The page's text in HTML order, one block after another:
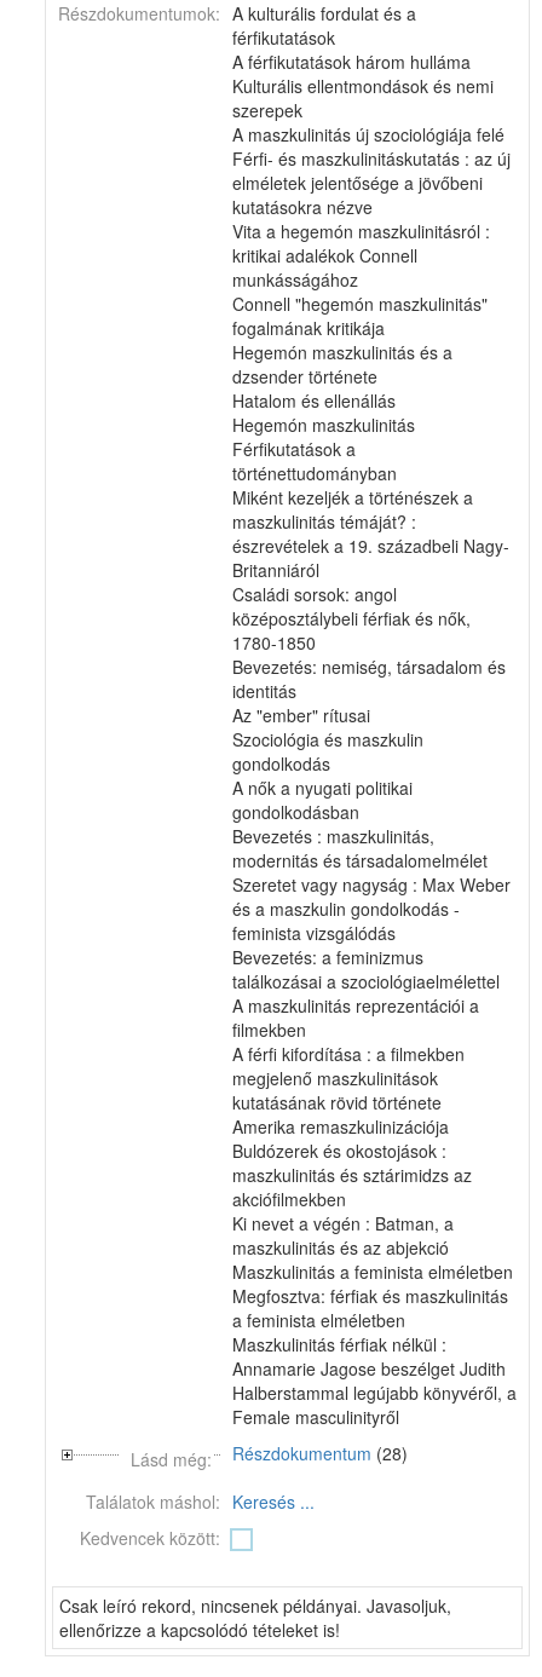
Részdokumentumok: A kulturális fordulat és a
férfikutatások
A férfikutatások három hulláma
Kulturális ellentmondások és nemi
szerepek
A maszkulinitás új szociológiája felé
Férfi- és maszkulinitáskutatás : az új
elméletek jelentősége a jövőbeni
kutatásokra nézve
Vita a hegemón maszkulinitásról :
kritikai adalékok Connell
munkásságához
Connell "hegemón maszkulinitás"
fogalmának kritikája
Hegemón maszkulinitás és a
dzsender története
Hatalom és ellenállás
Hegemón maszkulinitás
Férfikutatások a
történettudományban
Miként kezeljék a történészek a
maszkulinitás témáját? :
észrevételek a 19. századbeli Nagy-
Britanniáról
Családi sorsok: angol
középosztálybeli férfiak és nők,
1780-1850
Bevezetés: nemiség, társadalom és
identitás
Az "ember" rítusai
Szociológia és maszkulin
gondolkodás
A nők a nyugati politikai
gondolkodásban
Bevezetés : maszkulinitás,
modernitás és társadalomelmélet
Szeretet vagy nagyság : Max Weber
és a maszkulin gondolkodás -
feminista vizsgálódás
Bevezetés: a feminizmus
találkozásai a szociológiaelmélettel
A maszkulinitás reprezentációi a
filmekben
A férfi kifordítása : a filmekben
megjelenő maszkulinitások
kutatásának rövid története
Amerika remaszkulinizációja
Buldózerek és okostojások :
maszkulinitás és sztárimidzs az
akciófilmekben
Ki nevet a végén : Batman, a
maszkulinitás és az abjekció
Maszkulinitás a feminista elméletben
Megfosztva: férfiak és maszkulinitás
a feminista elméletben
Maszkulinitás férfiak nélkül :
Annamarie Jagose beszélget Judith
Halberstammal legújabb könyvéről, a
Female masculinityről
Lásd még:
Részdokumentum (28)
Találatok máshol: Keresés ...
Kedvencek között:
Csak leíró rekord, nincsenek példányai. Javasoljuk,
ellenőrizze a kapcsolódó tételeket is!